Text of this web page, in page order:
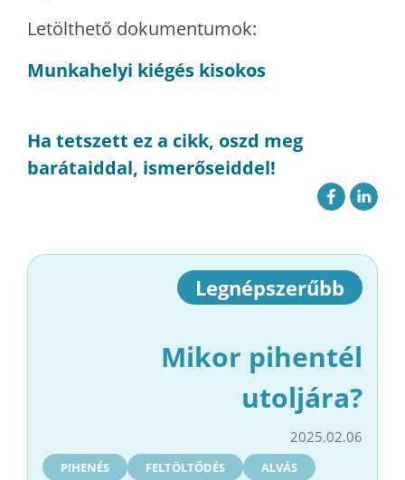
Letölthető dokumentumok:
Munkahelyi kiégés kisokos
Ha tetszett ez a cikk, oszd meg
barátaiddal, ismerőseiddel!
Legnépszerűbb
Mikor pihentél
utoljára?
2025.02.06
PIHENÉS FELTÖLTŐDÉS ALVÁS